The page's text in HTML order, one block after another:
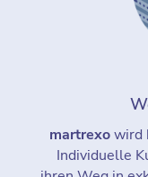
martrexowird
Individuelle